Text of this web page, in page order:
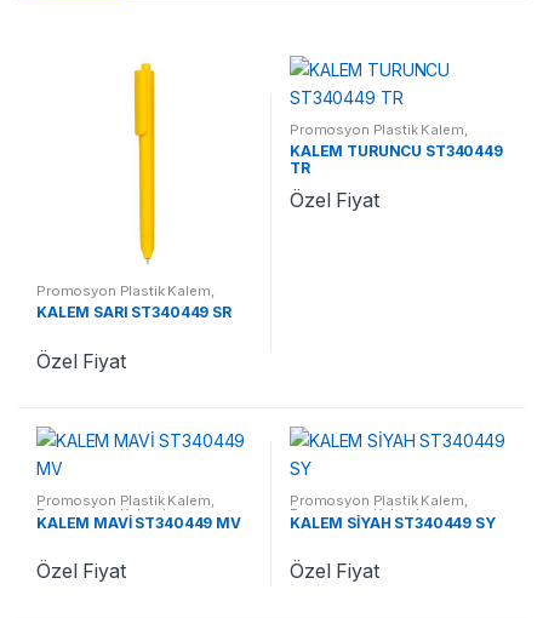
Promosyon Plastik Kalem
Promosyon Kalemler
KALEM SARI ST340449 SR
Özel Fiyat
Promosyon Plastik Kalem
Promosyon Kalemler
KALEM TURUNCU ST340449
TR
Özel Fiyat
Promosyon Plastik Kalem,
Promosyon Kalemler
KALEM MAVİ ST340449 MV
Özel Fiyat
Promosyon Plastik Kalem,
Promosyon Kalemler
KALEM SİYAH ST340449 SY
Özel Fiyat